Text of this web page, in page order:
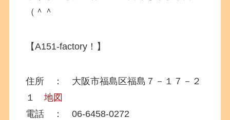
（＾＾
【A151-factory！】
住所 ： 大阪市福島区福島７－１７－２
１地図
電話 ： 06-6458-0272